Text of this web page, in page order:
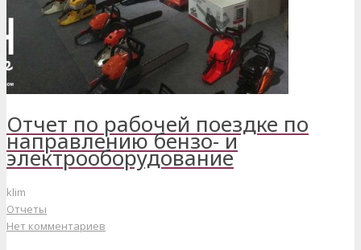
Отчет по рабочей поездке по
направлению бензо- и
электрооборудование
klim
Отчеты
Нет комментариев